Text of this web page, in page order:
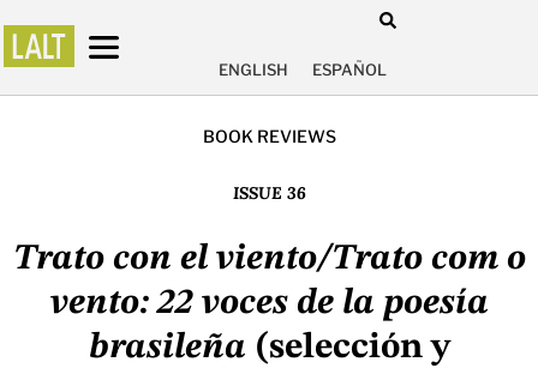
ENGLISH ESPAÑOL
BOOK REVIEWS
ISSUE 36
Trato con el viento/Trato com o
vento: 22 voces de la poesía
brasileña (selección y